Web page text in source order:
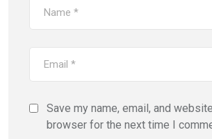
Save my name, email, and
browser for the next time I